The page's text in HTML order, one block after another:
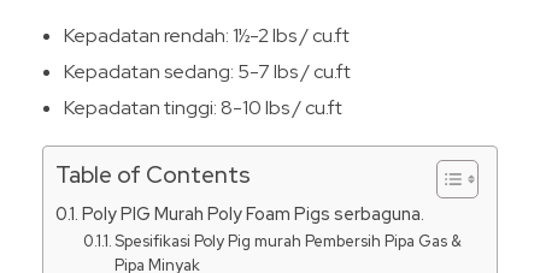
Kepadatan rendah: 1½-2 lbs / cu.ft
Kepadatan sedang: 5-7 lbs / cu.ft
Kepadatan tinggi: 8-10 lbs / cu.ft
Table of Contents
Poly PIG Murah Poly Foam Pigs serbaguna.
Spesifikasi Poly Pig murah Pembersih Pipa Gas &
Pipa Minyak